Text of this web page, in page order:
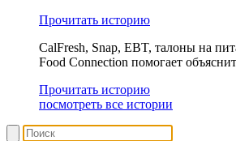
Прочитать историю
CalFresh, Snap, EBT, талоны на
Food Connection помогает
Прочитать историю
посмотреть все истории